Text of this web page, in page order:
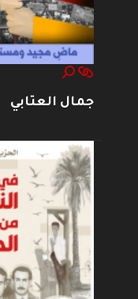
جمال العتابي